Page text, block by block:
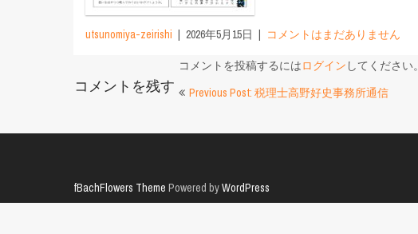
utsunomiya-zeirishi 2026年5月15日 コメントはまだありません
コメントを残す
コメントを投稿するにはログイン してください。
投
ナ
ゲ
Previous Post: 税理士高野好史事務所通信
fBachFlowers Theme Powered byWordPress